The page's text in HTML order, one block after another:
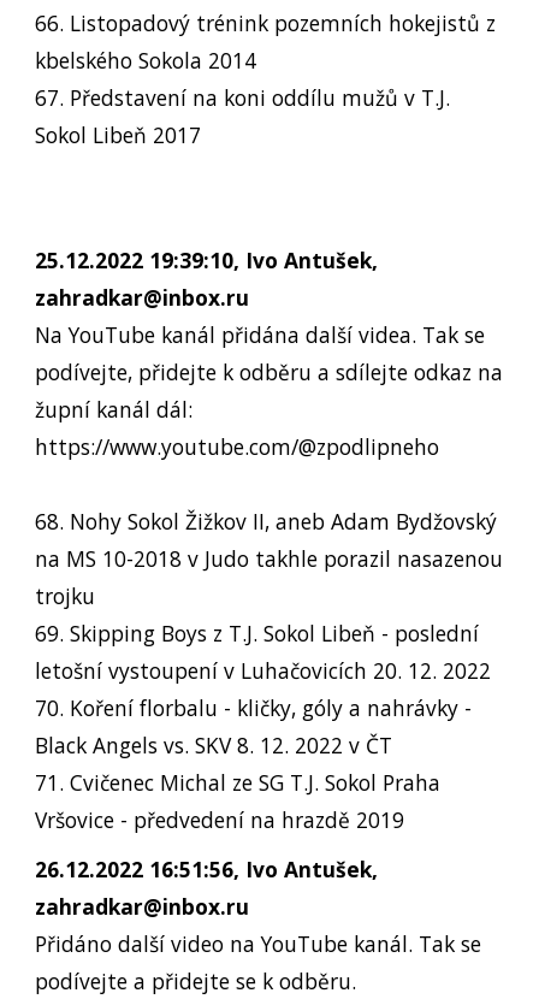
66. Listopadový trénink pozemních hokejistů z
kbelského Sokola 2014
67. Představení na koni oddílu mužů v T.J.
Sokol Libeň 2017
25.12.2022 19:39:10, Ivo Antušek,
zahradkar@inbox.ru
Na YouTube kanál přidána další videa. Tak se
podívejte, přidejte k odběru a sdílejte odkaz na
župní kanál dál:
https://www.youtube.com/@zpodlipneho
68. Nohy Sokol Žižkov II, aneb Adam Bydžovský
na MS 10-2018 v Judo takhle porazil nasazenou
trojku
69. Skipping Boys z T.J. Sokol Libeň - poslední
letošní vystoupení v Luhačovicích 20. 12. 2022
70. Koření florbalu - kličky, góly a nahrávky -
Black Angels vs. SKV 8. 12. 2022 v ČT
71. Cvičenec Michal ze SG T.J. Sokol Praha
Vršovice - předvedení na hrazdě 2019
26.12.2022 16:51:56, Ivo Antušek,
zahradkar@inbox.ru
Přidáno další video na YouTube kanál. Tak se
podívejte a přidejte se k odběru.